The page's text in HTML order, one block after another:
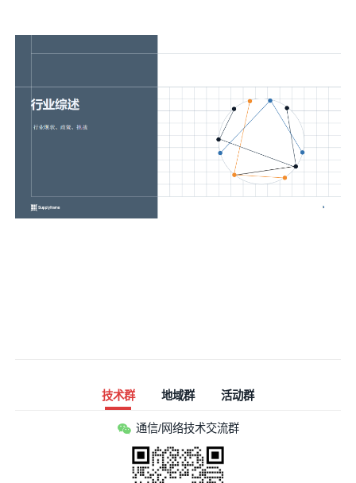
技术群 地域群 活动群
通信/网络技术交流群